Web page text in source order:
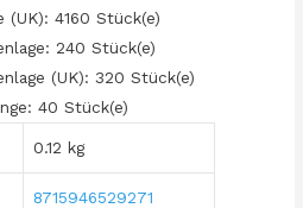
(UK): 4160 Stück(e)
240 Stück(e)
(UK): 320 Stück(e)
40 Stück(e)
0.12 kg
8715946529271